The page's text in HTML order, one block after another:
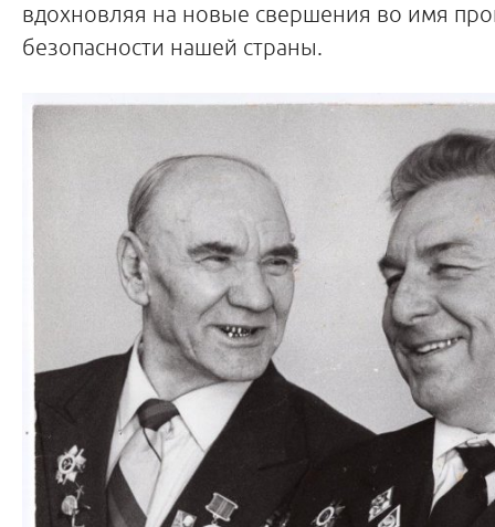
вдохновляя на новые свершения во имя
безопасности нашей страны.